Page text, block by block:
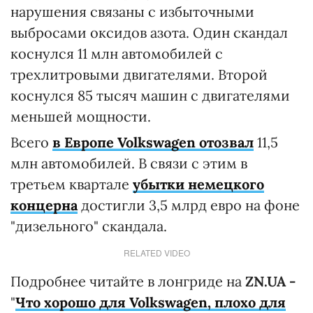
нарушения связаны с избыточными
выбросами оксидов азота. Один скандал
коснулся 11 млн автомобилей с
трехлитровыми двигателями. Второй
коснулся 85 тысяч машин с двигателями
меньшей мощности.
Всего в Европе Volkswagen отозвал 11,5
млн автомобилей. В связи с этим в
третьем квартале убытки немецкого
концернадостигли 3,5 млрд евро на фоне
"дизельного" скандала.
RELATED VIDEO
Подробнее читайте в лонгриде на ZN.UA -
"Что хорошо для Volkswagen, плохо для